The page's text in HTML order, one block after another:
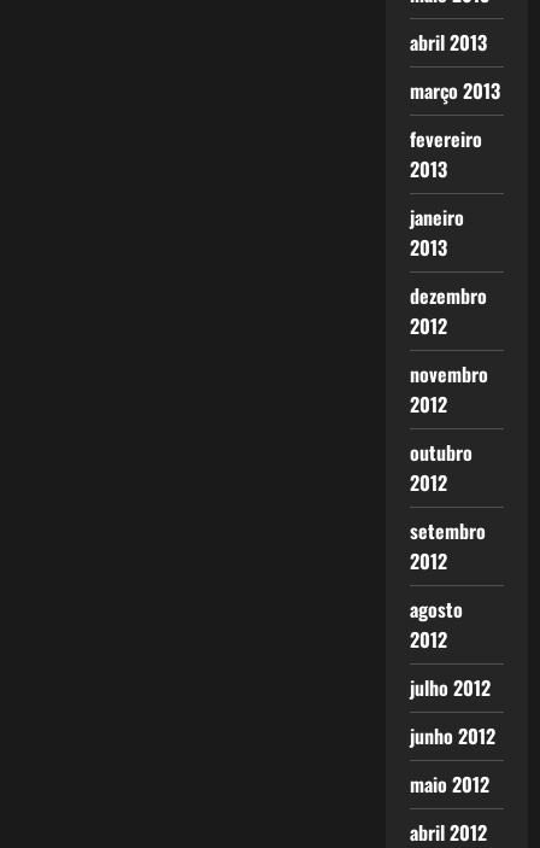
abril 2013
março 2013
fevereiro
2013
janeiro
2013
dezembro
2012
novembro
2012
outubro
2012
setembro
2012
agosto
2012
julho 2012
junho 2012
maio 2012
abril 2012